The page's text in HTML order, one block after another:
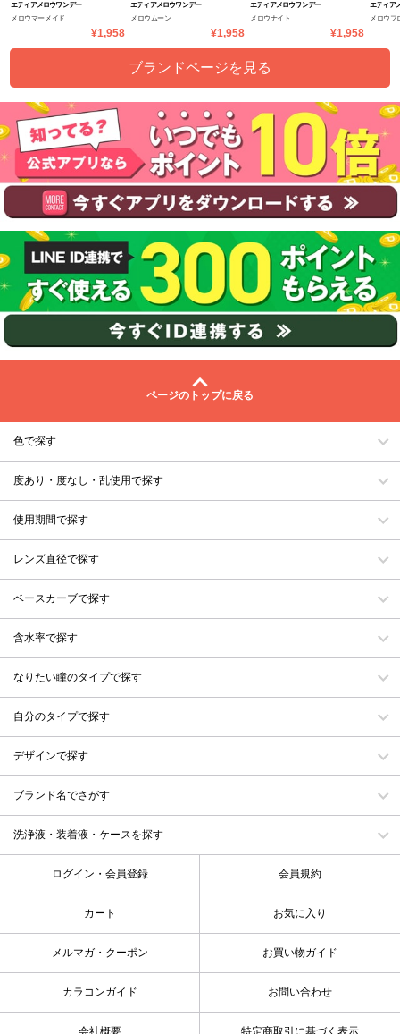
エティアメロウワンデー
メロウマーメイド
¥1,958
エティアメロウワンデー
メロウムーン
¥1,958
エティアメロウワンデー
メロウナイト
¥1,958
エティア
メロウフ
ブランドページを見る
ページのトップに戻る
色で探す
度あり・度なし・乱使用で探す
使用期間で探す
レンズ直径で探す
ベースカーブで探す
含水率で探す
なりたい瞳のタイプで探す
自分のタイプで探す
デザインで探す
ブランド名でさがす
洗浄液・装着液・ケースを探す
ログイン・会員登録 会員規約
カート お気に入り
メルマガ・クーポン お買い物ガイド
カラコンガイド お問い合わせ
会社概要 特定商取引に基づく表示